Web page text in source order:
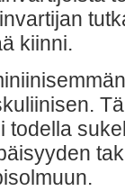
kiinni.
todella